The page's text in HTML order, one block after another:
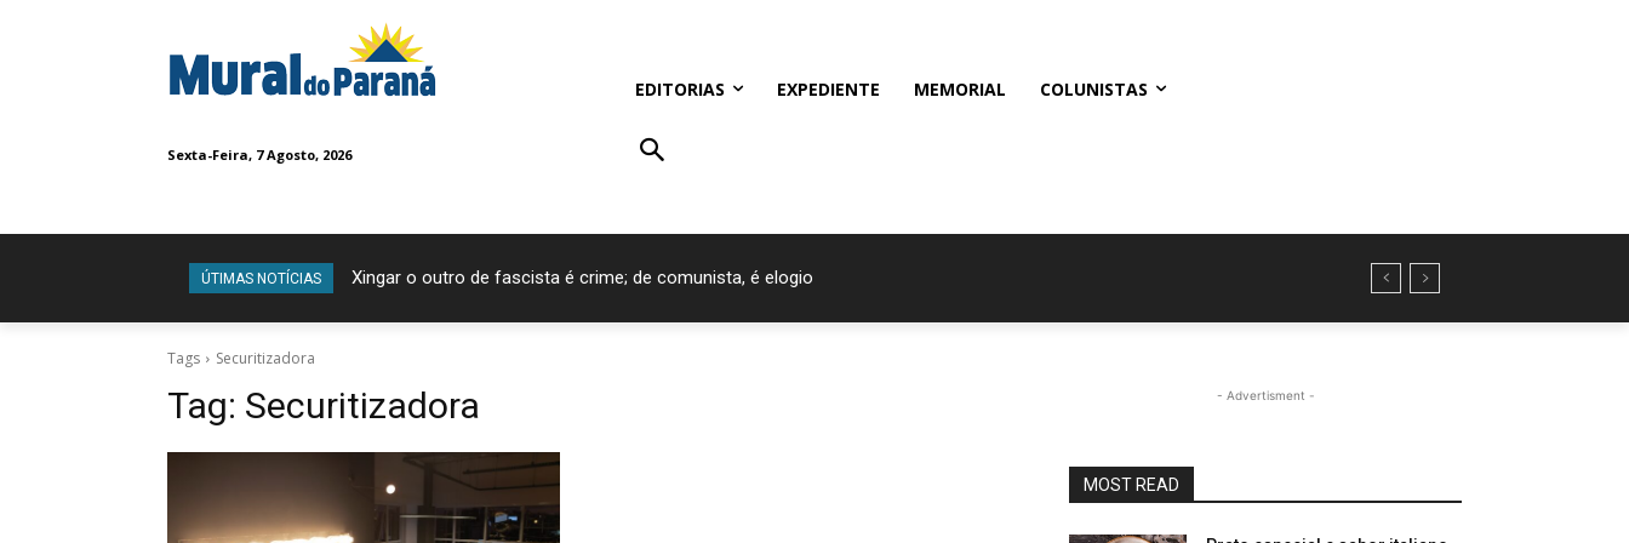
Sexta-Feira, 7 Agosto, 2026
EDITORIAS EXPEDIENTE MEMORIAL COLUNISTAS
ÚTIMAS NOTÍCIAS Xingar o outro de fascista é crime; de comunista, é elogio
Tags Securitizadora
Tag: Securitizadora - Advertisment -
MOST READ